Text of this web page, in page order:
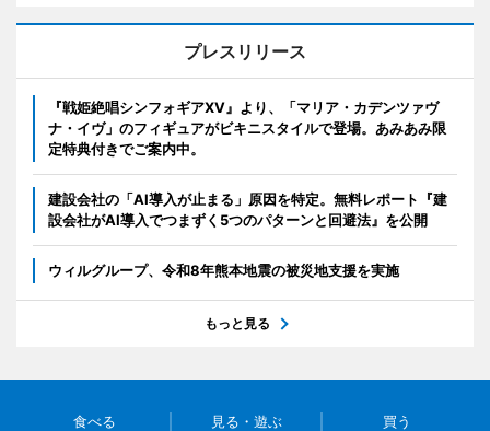
プレスリリース
『戦姫絶唱シンフォギアXV』より、「マリア・カデンツァヴ
ナ・イヴ」のフィギュアがビキニスタイルで登場。あみあみ限
定特典付きでご案内中。
建設会社の「AI導入が止まる」原因を特定。無料レポート『建
設会社がAI導入でつまずく5つのパターンと回避法』を公開
ウィルグループ、令和8年熊本地震の被災地支援を実施
もっと見る
食べる 見る・遊ぶ 買う